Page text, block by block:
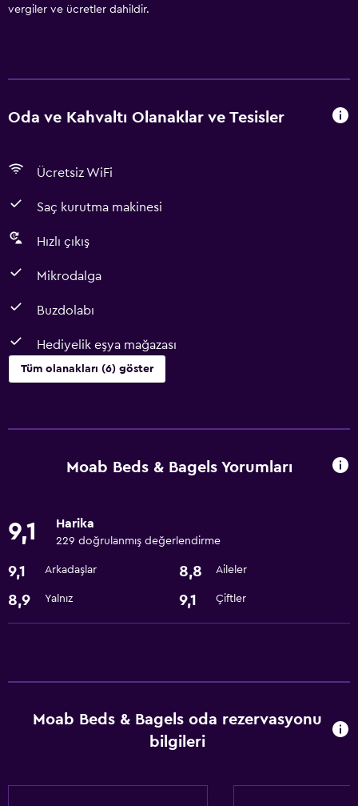
vergiler ve ücretler dahildir.
Oda ve Kahvaltı Olanaklar ve Tesisler
Ücretsiz WiFi
Saç kurutma makinesi
Hızlı çıkış
Mikrodalga
Buzdolabı
Hediyelik eşya mağazası
Tüm olanakları (6) göster
Mikrodalga
Saç kurutma makinesi
Yapılacaklar
Hediyelik eşya mağazası
Temel özellikler
Moab Beds & Bagels Yorumları
9,1 Harika
229 doğrulanmış değerlendirme
9,1 Arkadaşlar 8,8 Aileler
8,9 Yalnız 9,1 Çiftler
Moab Beds & Bagels oda rezervasyonu
bilgileri